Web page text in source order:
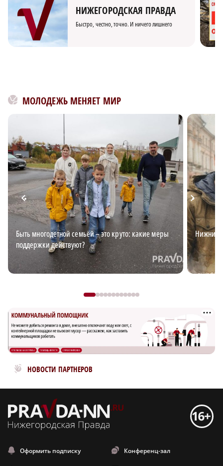
НИЖЕГОРОДСКАЯ ПРАВДА
Быстро, честно, точно. И ничего лишнего
МОЛОДЕЖЬ МЕНЯЕТ МИР
Быть многодетной семьёй – это круто: какие меры
поддержки действуют?
Нижний
НОВОСТИ ПАРТНЕРОВ
Новости МирТесен
Оформить подписку Конференц-зал